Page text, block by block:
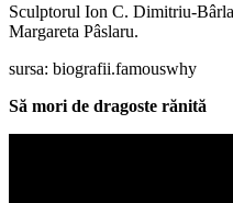
Sculptorul Ion C. Dimitriu-
Margareta Pâslaru.
sursa: biografii.famouswhy
Să mori de dragoste rănită